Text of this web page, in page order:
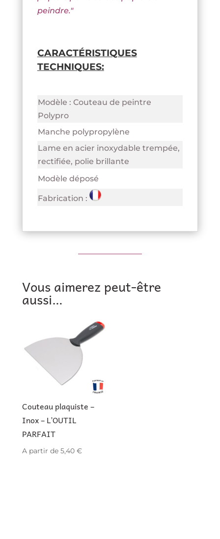
peindre."
CARACTÉRISTIQUES
TECHNIQUES:
Modèle : Couteau de peintre
Polypro
Manche polypropylène
Lame en acier inoxydable trempée,
rectifiée, polie brillante
Modèle déposé
Fabrication :
Vous aimerez peut-être
aussi…
Couteau plaquiste –
Inox – L’OUTIL
PARFAIT
A partir de 5,40 €